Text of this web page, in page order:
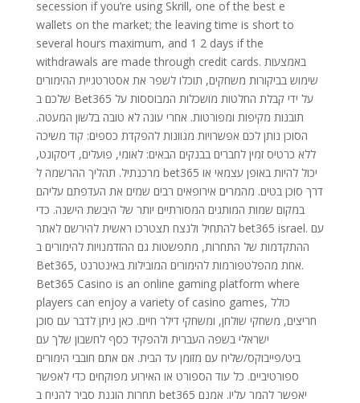
secession if you’re using Skrill, one of the best e
wallets on the market; the leaving time is short to
several hours maximum, and 1 2 days if the
withdrawals are made through credit cards. באמצעות
שימוש בביקורות משחקים, תוכלו לשפר את אסטרטגיית ההימורים
שלכם ב Bet365 על ידי קבלת החלטות מושכלות המבוססות על
תובנות מקיפות ומפורטות. אחרי עונה לא טובה בלשון המעטה.
הסוכן נותן לכם אפשרויות מגוונות להפקדת כספים: קוד משיכה
ללא כרטיס זמין לחברים בבנקים הבאים: לאומי, פועלים, דיסקונט,
מרכנתיל. תהליך ההרשמה ל bet365 יכול להיות באופן עצמאי או
דרך סוכן בטים. מהמרים אירופאים רבים שמים את העדפתם עליהם
במקום שמות המותגים המסורתיים יותר של היבשת הישנה. כדי
להתחיל ולנצח תצטרכו ראשית להירשם לאתר bet365 israel. עם
ההתקדמות של התחרות, מתפשטות גם ההזדמנויות להימורים ב
Bet365, אחת מהפלטפורמות להימורים המובילות באינטרנט.
Bet365 Casino is an online gaming platform where
players can enjoy a variety of casino games, כולל
חריצים, משחקי שולחן, ומשחקי דילר חיים. כאן ניתן לדבר עם סוכן
ישראלי בשפה העברית ולהפקיד כסף לחשבון שלך עם
ביט/פייבוקס/שליח עם מזומן עד הבית. אם אתם חובבי הימורים
ספורטיביים. כל עוד הספורט או האירוע מפוקחים כדי לאפשר
תחרות הוגנת סביר להניח ב bet365 יאפשר להמר עליו. אמנם